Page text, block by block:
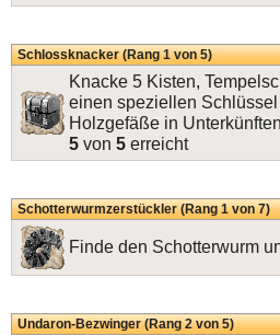
Schlossknacker (Rang 1 von 5)
Knacke 5 Kisten,
einen speziellen
Holzgefäße in
5 von 5 erreicht
Schotterwurmzerstückler (Rang 1 von 7)
Finde den Schotterwurm
Undaron-Bezwinger (Rang 2 von 5)